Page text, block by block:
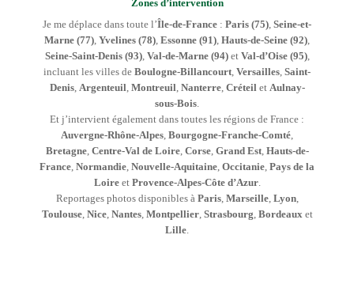
Zones d’intervention
Je me déplace dans toute l’Île-de-France : Paris (75) Seine-et-
Marne (77) Yvelines (78) Essonne (91) Hauts-de-Seine (92)
Seine-Saint-Denis (93), Val-de-Marne (94)et Val-d’Oise (95),
incluant les villes de Boulogne-Billancourt Versailles Saint-
Denis, Argenteuil Montreuil Nanterre, Créteil et Aulnay-
sous-Bois
Et j’intervient également dans toutes les régions de France :
Auvergne-Rhône-Alpes Bourgogne-Franche-Comté
Bretagne, Centre-Val de Loire, Corse, Grand Est, Hauts-de-
France Normandie Nouvelle-Aquitaine Occitanie Pays de la
Loireet Provence-Alpes-Côte d’Azur.
Reportages photos disponibles à Paris, Marseille, Lyon,
Toulouse, Nice, Nantes, Montpellier, Strasbourg Bordeaux et
Lille